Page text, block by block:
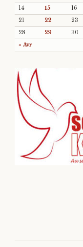
« Avr
14
15 16
21
22 23
28
29 30